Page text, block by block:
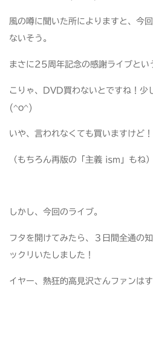
風の噂に聞いた所によりますと、今
ないそう。
まさに25周年記念の感謝ライブとい
こりゃ、DVD買わないとですね！少
(^o^)
いや、言われなくても買いますけど！
（もちろん再版の「主義 ism」もね）
しかし、今回のライブ。
フタを開けてみたら、３日間全通の
ックリいたしました！
イヤー、熱狂的高見沢さんファンはす